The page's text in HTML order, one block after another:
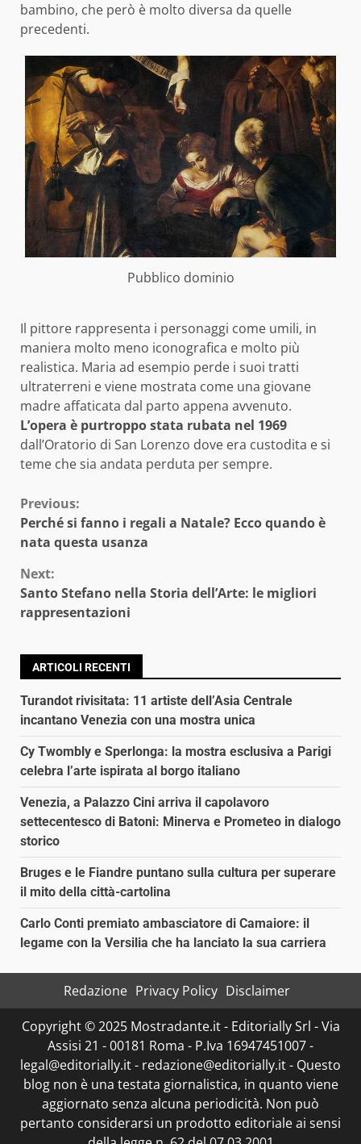
bambino, che però è molto diversa da quelle
precedenti.
Pubblico dominio
Il pittore rappresenta i personaggi come umili, in
maniera molto meno iconografica e molto più
realistica. Maria ad esempio perde i suoi tratti
ultraterreni e viene mostrata come una giovane
madre affaticata dal parto appena avvenuto.
L’opera è purtroppo stata rubata nel 1969
dall’Oratorio di San Lorenzo dove era custodita e si
teme che sia andata perduta per sempre.
Continue
Reading
Previous:
Perché si fanno i regali a Natale? Ecco quando è
nata questa usanza
Next:
Santo Stefano nella Storia dell’Arte: le migliori
rappresentazioni
ARTICOLI RECENTI
Turandot rivisitata: 11 artiste dell’Asia Centrale
incantano Venezia con una mostra unica
Cy Twombly e Sperlonga: la mostra esclusiva a Parigi
celebra l’arte ispirata al borgo italiano
Venezia, a Palazzo Cini arriva il capolavoro
settecentesco di Batoni: Minerva e Prometeo in dialogo
storico
Bruges e le Fiandre puntano sulla cultura per superare
il mito della città-cartolina
Carlo Conti premiato ambasciatore di Camaiore: il
legame con la Versilia che ha lanciato la sua carriera
Redazione Privacy Policy Disclaimer
Copyright © 2025 Mostradante.it - Editorially Srl - Via
Assisi 21 - 00181 Roma - P.Iva 16947451007 -
legal@editorially.it - redazione@editorially.it - Questo
blog non è una testata giornalistica, in quanto viene
aggiornato senza alcuna periodicità. Non può
pertanto considerarsi un prodotto editoriale ai sensi